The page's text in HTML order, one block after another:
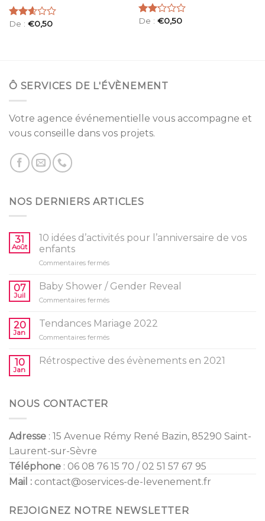
Note
De : €0,50
Note
De : €0,50
Ô SERVICES DE L'ÉVÈNEMENT
Votre agence événementielle vous accompagne et
vous conseille dans vos projets.
NOS DERNIERS ARTICLES
31
Août
10 idées d’activités pour l’anniversaire de vos
enfants
Commentaires ferméssur
idées
pour
de
07
Juil
Baby Shower / Gender Reveal
Commentaires ferméssur
Shower
Gender
20
Jan
Tendances Mariage 2022
Commentaires ferméssur
Mariage
10
Jan
Rétrospective des évènements en 2021
NOUS CONTACTER
Adresse : 15 Avenue Rémy René Bazin, 85290 Saint-
Laurent-sur-Sèvre
Téléphone : 06 08 76 15 70 / 02 51 57 67 95
Mail : contact@oservices-de-levenement.fr
REJOIGNEZ NOTRE NEWSLETTER